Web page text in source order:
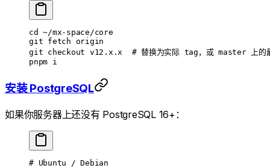
cd ~/mx-space/core
git fetch origin
git checkout v12.x.x
# 替换为实际 tag，或 master 上的
pnpm i
安装 PostgreSQL
如果你服务器上还没有 PostgreSQL 16+：
# Ubuntu / Debian